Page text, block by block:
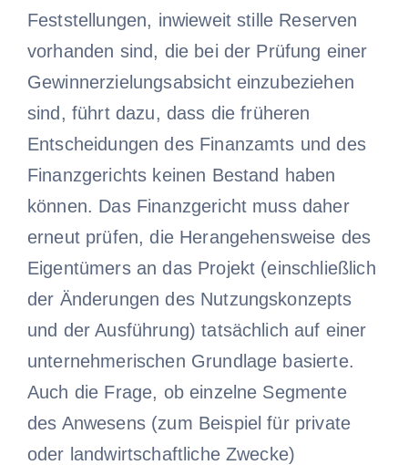
Feststellungen, inwieweit stille Reserven
vorhanden sind, die bei der Prüfung einer
Gewinnerzielungsabsicht einzubeziehen
sind, führt dazu, dass die früheren
Entscheidungen des Finanzamts und des
Finanzgerichts keinen Bestand haben
können. Das Finanzgericht muss daher
erneut prüfen, die Herangehensweise des
Eigentümers an das Projekt (einschließlich
der Änderungen des Nutzungskonzepts
und der Ausführung) tatsächlich auf einer
unternehmerischen Grundlage basierte.
Auch die Frage, ob einzelne Segmente
des Anwesens (zum Beispiel für private
oder landwirtschaftliche Zwecke)